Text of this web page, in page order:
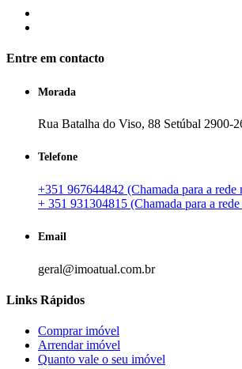
Entre em contacto
Morada
Rua Batalha do Viso, 88 Setúbal 2900-
Telefone
+351 967644842 (Chamada para a rede
+ 351 931304815 (Chamada para a
Email
geral@imoatual.com.br
Links Rápidos
Comprar imóvel
Arrendar imóvel
Quanto vale o seu imóvel